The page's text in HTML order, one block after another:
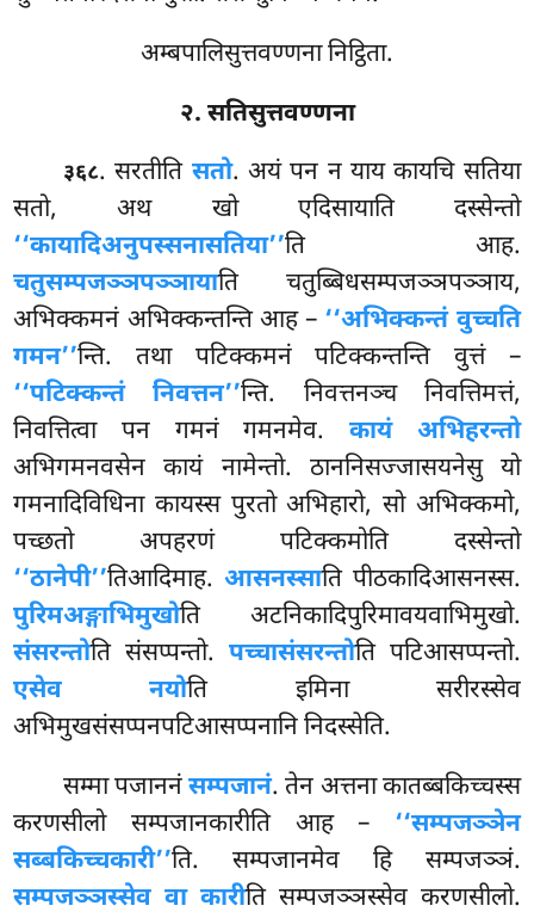
अम्बपालिसुत्तवण्णना निट्ठिता.
२. सतिसुत्तवण्णना
३६८. सरतीति सतो. अयं पन न याय कायचि सतिया
सतो, अथ खो एदिसायाति दस्सेन्तो
‘‘कायादिअनुपस्सनासतिया’’ति आह.
चतुसम्पजञ्ञपञ्ञायाति चतुब्बिधसम्पजञ्ञपञ्ञाय,
अभिक्कमनं अभिक्कन्तन्ति आह – ‘‘अभिक्कन्तं वुच्चति
गमन’’न्ति. तथा पटिक्कमनं पटिक्कन्तन्ति वुत्तं –
‘‘पटिक्कन्तं निवत्तन’’न्ति. निवत्तनञ्च निवत्तिमत्तं,
निवत्तित्वा पन गमनं गमनमेव.कायं अभिहरन्तो
अभिगमनवसेन कायं नामेन्तो. ठाननिसज्जासयनेसु यो
गमनादिविधिना कायस्स पुरतो अभिहारो, सो अभिक्कमो,
पच्छतो अपहरणं पटिक्कमोति दस्सेन्तो
‘‘ठानेपी’’तिआदिमाह. आसनस्साति पीठकादिआसनस्स.
पुरिमअङ्गाभिमुखोति अटनिकादिपुरिमावयवाभिमुखो.
संसरन्तोति संसप्पन्तो. पच्चासंसरन्तोति पटिआसप्पन्तो.
एसेव नयोति इमिना सरीरस्सेव
अभिमुखसंसप्पनपटिआसप्पनानि निदस्सेति.
सम्मा पजाननंसम्पजानं. तेन अत्तना कातब्बकिच्चस्स
करणसीलो सम्पजानकारीति आह – ‘‘सम्पजञ्ञेन
सब्बकिच्चकारी’’ति. सम्पजानमेव हि सम्पजञ्ञं.
सम्पजञ्ञस्सेव वा कारीति सम्पजञ्ञस्सेव करणसीलो.